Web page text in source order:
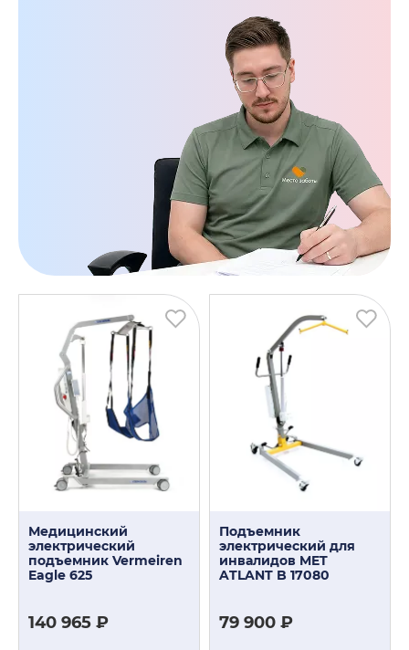
Медицинский
электрический
подъемник Vermeiren
Eagle 625
140 965 ₽
Подъемник
электрический для
инвалидов MET
ATLANT B 17080
79 900 ₽